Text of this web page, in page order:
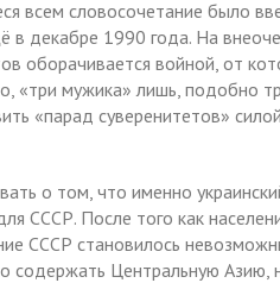
всем словосочетание было
декабре 1990 года. На
оборачивается войной, от
«три мужика» лишь, подобно
«парад суверенитетов»
о том, что именно
СССР. После того как
СССР становилось
содержать Центральную Азию,